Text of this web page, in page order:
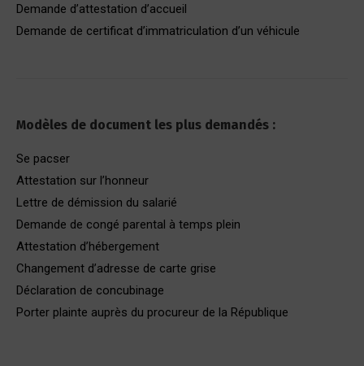
Demande d’attestation d’accueil
Demande de certificat d’immatriculation d’un véhicule
Modèles de document les plus demandés :
Se pacser
Attestation sur l’honneur
Lettre de démission du salarié
Demande de congé parental à temps plein
Attestation d’hébergement
Changement d’adresse de carte grise
Déclaration de concubinage
Porter plainte auprès du procureur de la République